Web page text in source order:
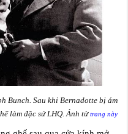
Bunch. Sau khi Bernadotte bị ám
làm đặc sứ LHQ. Ảnh từtrang này